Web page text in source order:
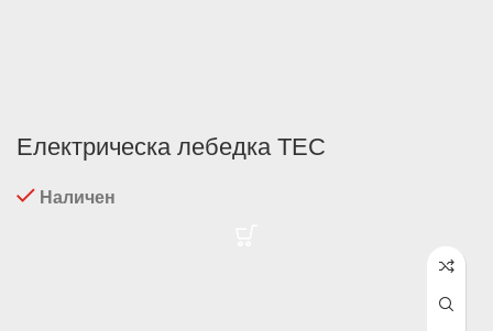
Електрическа лебедка TEC
Наличен